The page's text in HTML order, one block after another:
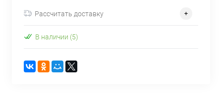
Рассчитать доставку
В наличии (5)